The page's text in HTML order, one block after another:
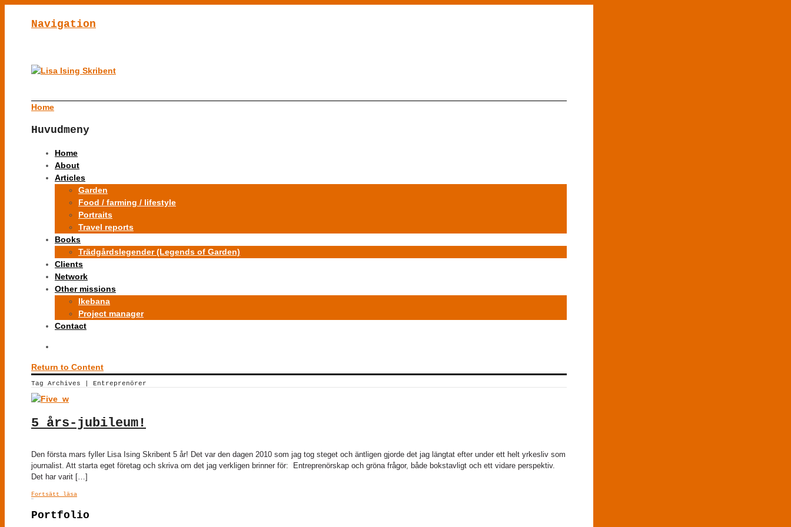
Navigation
Home
Huvudmeny
Home
About
Articles
Garden
Food / farming / lifestyle
Portraits
Travel reports
Books
Trädgårdslegender (Legends of Garden)
Clients
Network
Other missions
Ikebana
Project manager
Contact
Return to Content
Tag Archives | Entreprenörer
5 års-jubileum!
Den första mars fyller Lisa Ising Skribent 5 år! Det var den dagen 2010 som jag tog steget och äntligen gjorde det jag längtat efter under ett helt yrkesliv som
journalist. Att starta eget företag och skriva om det jag verkligen brinner för: Entreprenörskap och gröna frågor, både bokstavligt och ett vidare perspektiv.
Det har varit […]
Fortsätt läsa
Portfolio